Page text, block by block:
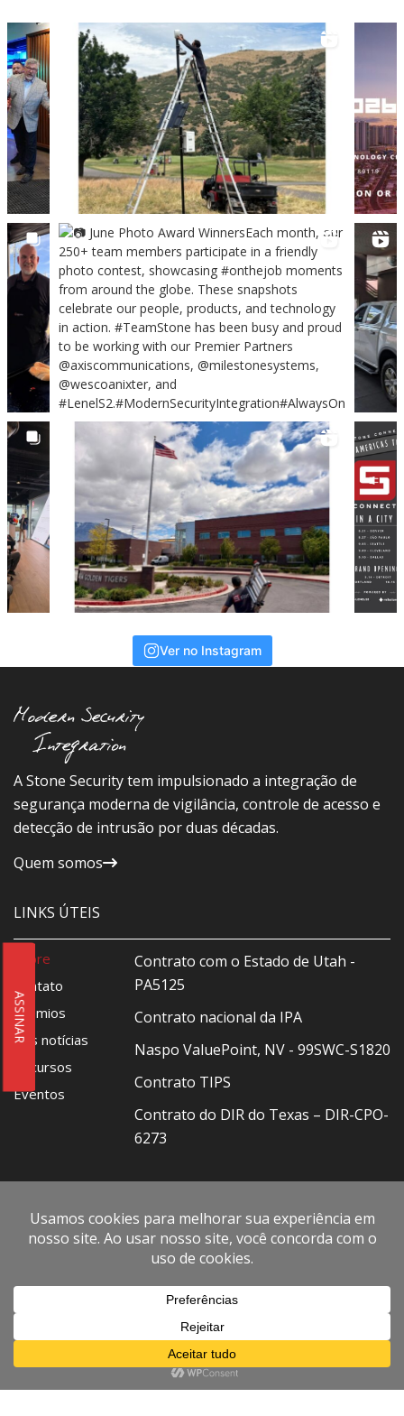
Ver no Instagram
A Stone Security tem impulsionado a integração de
segurança moderna de vigilância, controle de acesso e
detecção de intrusão por duas décadas.
Quem somos
LINKS ÚTEIS
Sobre
Contato
Prêmios
Nas notícias
Recursos
Eventos
Contrato com o Estado de Utah -
PA5125
Contrato nacional da IPA
Naspo ValuePoint, NV - 99SWC-S1820
Contrato TIPS
Contrato do DIR do Texas – DIR-CPO-
6273
Telefone: BRA +55 (11) 4314-1212 • USA+1 877 888
Fax: +1 866 707 4754
Termos de uso
Termos de venda
Código de Conduta
ASSINAR
PT